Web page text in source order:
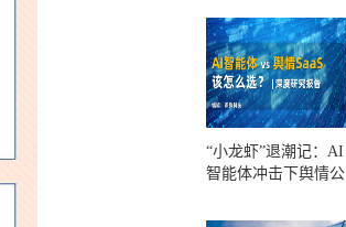
测
“小龙虾”退潮记：AI
智能体冲击下舆情公